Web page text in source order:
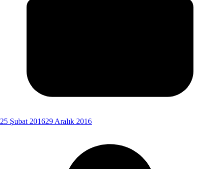
25 Şubat 201629 Aralık 2016